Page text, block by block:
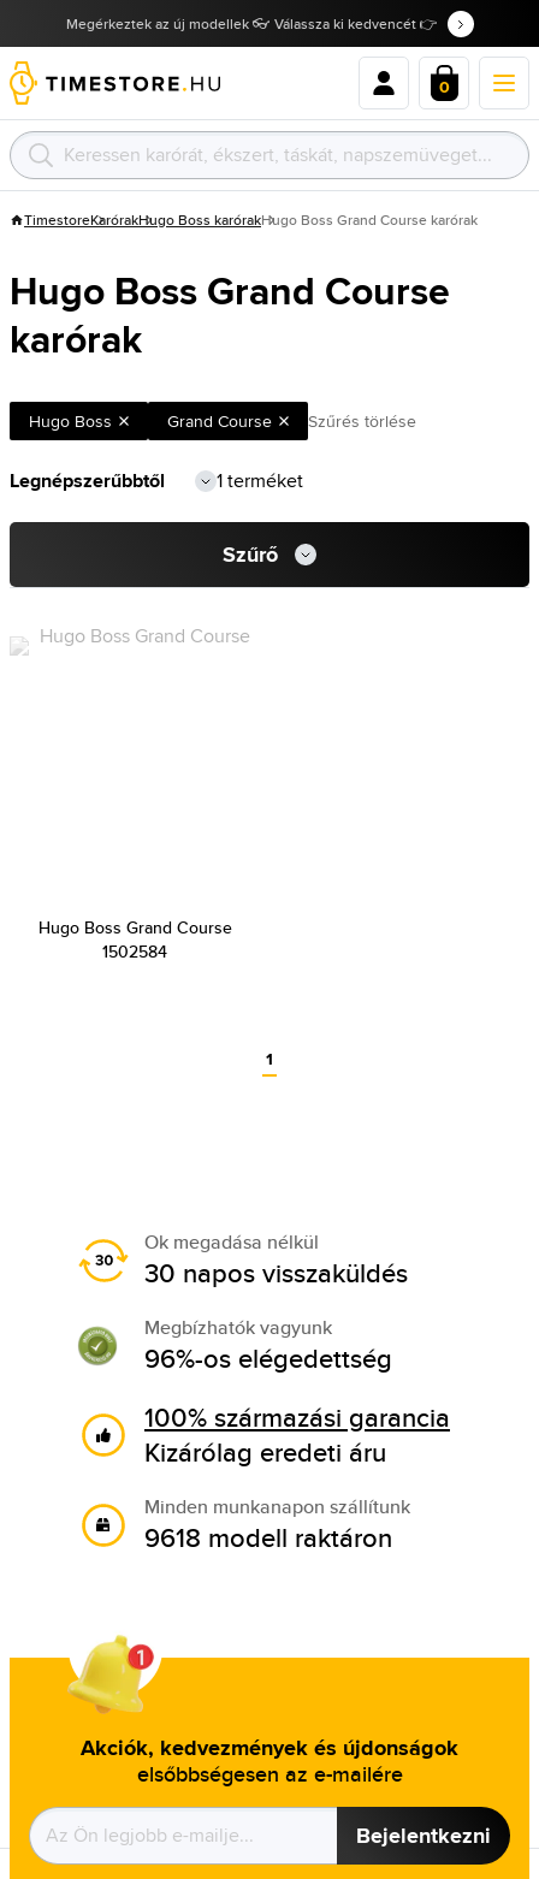
Megérkeztek az új modellek 👓 Válassza ki kedvencét 👉
0
TimestoreKarórakHugo Boss karórakHugo Boss Grand Course karórak
Hugo Boss Grand Course
karórak
Hugo Boss Grand Course Szűrés törlése
1 terméket
Szűrő
Hugo Boss Grand Course
1502584
1
Ok megadása nélkül
30 napos visszaküldés
Megbízhatók vagyunk
96%-os elégedettség
100% származási garancia
Kizárólag eredeti áru
Minden munkanapon szállítunk
9618 modell raktáron
Akciók, kedvezmények és újdonságok
elsőbbségesen az e-mailére
Bejelentkezni